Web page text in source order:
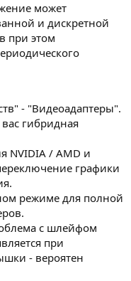
может
и дискретной
при этом
- "Видеоадаптеры".
гибридная
NVIDIA / AMD и
графики
режиме для полной
с шлейфом
при
- вероятен